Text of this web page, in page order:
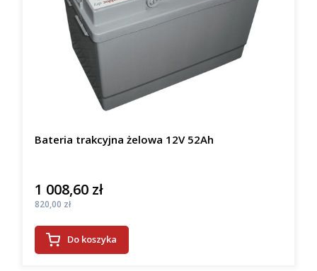
Bateria trakcyjna żelowa 12V 52Ah
Cena
1 008,60 zł
Cena
820,00 zł
Do koszyka